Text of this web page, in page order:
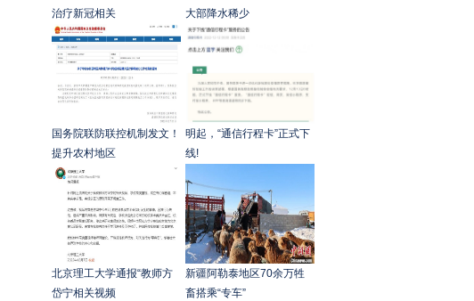
治疗新冠相关
大部降水稀少
国务院联防联控机制发文！
提升农村地区
明起，“通信行程卡”正式下
线!
北京理工大学通报“教师方
岱宁相关视频
新疆阿勒泰地区70余万牲
畜搭乘“专车”